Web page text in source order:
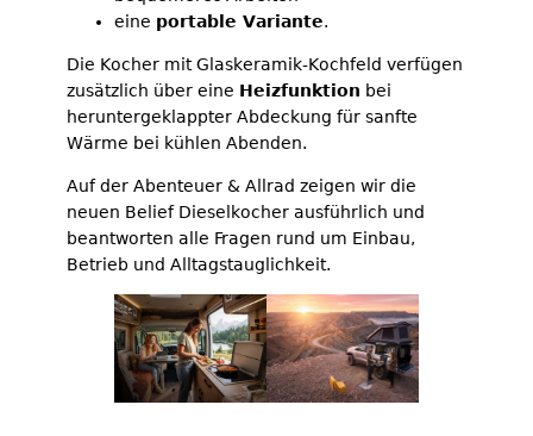
eine portable Variante.
Die Kocher mit Glaskeramik-Kochfeld verfügen
zusätzlich über eine Heizfunktion bei
heruntergeklappter Abdeckung für sanfte
Wärme bei kühlen Abenden.
Auf der Abenteuer & Allrad zeigen wir die
neuen Belief Dieselkocher ausführlich und
beantworten alle Fragen rund um Einbau,
Betrieb und Alltagstauglichkeit.